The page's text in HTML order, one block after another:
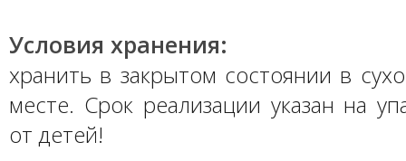
Условия хранения:
хранить в закрытом состоянии в
месте. Срок реализации указан на
от детей!